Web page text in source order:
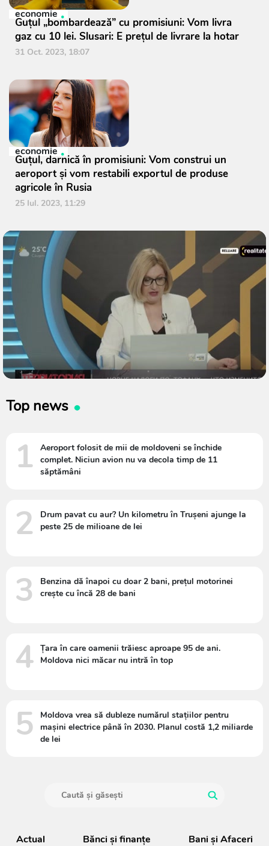
economie
Guțul „bombardează” cu promisiuni: Vom livra
gaz cu 10 lei. Slusari: E prețul de livrare la hotar
31 Oct. 2023, 18:07
economie
Guțul, darnică în promisiuni: Vom construi un
aeroport și vom restabili exportul de produse
agricole în Rusia
25 Iul. 2023, 11:29
Top news
1
Aeroport folosit de mii de moldoveni se închide
complet. Niciun avion nu va decola timp de 11
săptămâni
2
Drum pavat cu aur? Un kilometru în Trușeni ajunge la
peste 25 de milioane de lei
3
Benzina dă înapoi cu doar 2 bani, prețul motorinei
crește cu încă 28 de bani
4 Țara în care oamenii trăiesc aproape 95 de ani.
Moldova nici măcar nu intră în top
5
Moldova vrea să dubleze numărul stațiilor pentru
mașini electrice până în 2030. Planul costă 1,2 miliarde
de lei
Actual Bănci şi finanţe Bani și Afaceri